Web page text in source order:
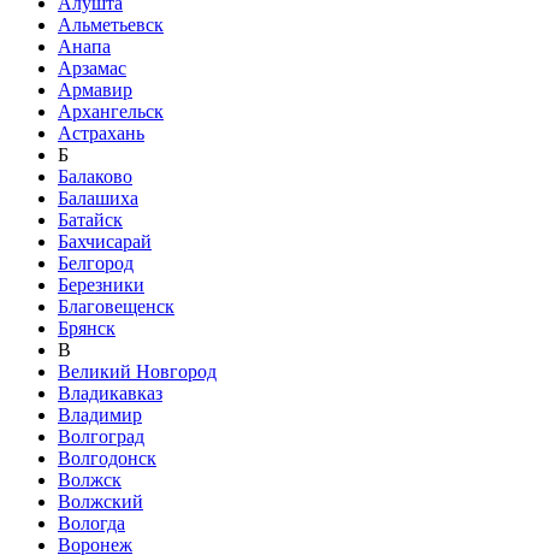
Альметьевск
Анапа
Арзамас
Армавир
Архангельск
Астрахань
Б
Балаково
Балашиха
Батайск
Бахчисарай
Белгород
Березники
Благовещенск
Брянск
В
Великий Новгород
Владикавказ
Владимир
Волгоград
Волгодонск
Волжск
Волжский
Вологда
Воронеж